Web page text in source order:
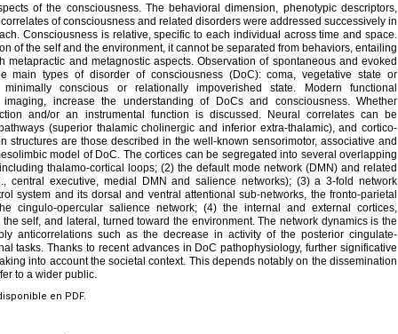
of the consciousness. The behavioral dimension, phenotypic descriptors,
of consciousness and related disorders were addressed successively in
Consciousness is relative, specific to each individual across time and space.
of the self and the environment, it cannot be separated from behaviors, entailing
metapractic and metagnostic aspects. Observation of spontaneous and evoked
main types of disorder of consciousness (DoC): coma, vegetative state or
conscious or relationally impoverished state. Modern functional
increase the understanding of DoCs and consciousness. Whether
and/or an instrumental function is discussed. Neural correlates can be
(superior thalamic cholinergic and inferior extra-thalamic), and cortico-
structures are those described in the well-known sensorimotor, associative and
model of DoC. The cortices can be segregated into several overlapping
thalamo-cortical loops; (2) the default mode network (DMN) and related
central executive, medial DMN and salience networks); (3) a 3-fold network
system and its dorsal and ventral attentional sub-networks, the fronto-parietal
cingulo-opercular salience network; (4) the internal and external cortices,
self, and lateral, turned toward the environment. The network dynamics is the
anticorrelations such as the decrease in activity of the posterior cingulate-
tasks. Thanks to recent advances in DoC pathophysiology, further significative
into account the societal context. This depends notably on the dissemination
to a wider public.
en PDF.